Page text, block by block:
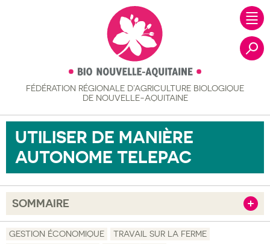
FÉDÉRATION RÉGIONALE D’AGRICULTURE BIOLOGIQUE
DE NOUVELLE-AQUITAINE
UTILISER DE MANIÈRE
AUTONOME TELEPAC
SOMMAIRE
GESTION ÉCONOMIQUE
TRAVAIL SUR LA FERME